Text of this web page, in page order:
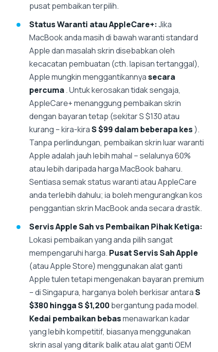
pusat pembaikan terpilih.
Status Waranti atau AppleCare+:Jika
MacBook anda masih di bawah waranti standard
Apple dan masalah skrin disebabkan oleh
kecacatan pembuatan (cth. lapisan tertanggal),
Apple mungkin menggantikannyasecara
percuma. Untuk kerosakan tidak sengaja,
AppleCare+ menanggung pembaikan skrin
dengan bayaran tetap (sekitar S $130 atau
kurang – kira-kiraS $99 dalam beberapa kes).
Tanpa perlindungan, pembaikan skrin luar waranti
Apple adalah jauh lebih mahal – selalunya 60%
atau lebih daripada harga MacBook baharu.
Sentiasa semak status waranti atau AppleCare
anda terlebih dahulu; ia boleh mengurangkan kos
penggantian skrin MacBook anda secara drastik.
Servis Apple Sah vs Pembaikan Pihak Ketiga:
Lokasi pembaikan yang anda pilih sangat
mempengaruhi harga. Pusat Servis Sah Apple
(atau Apple Store) menggunakan alat ganti
Apple tulen tetapi mengenakan bayaran premium
– di Singapura, harganya boleh berkisar antaraS
$380 hingga S $1,200bergantung pada model.
Kedai pembaikan bebasmenawarkan kadar
yang lebih kompetitif, biasanya menggunakan
skrin asal yang ditarik balik atau alat ganti OEM